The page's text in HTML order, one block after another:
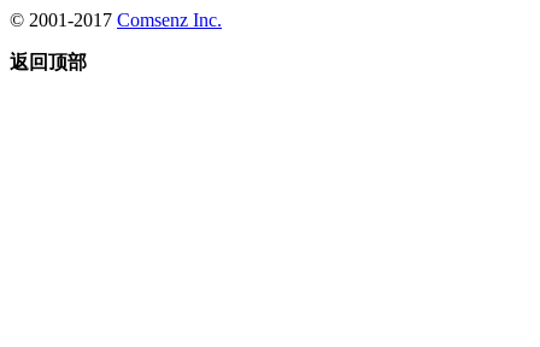
© 2001-2017 Comsenz Inc.
返回顶部